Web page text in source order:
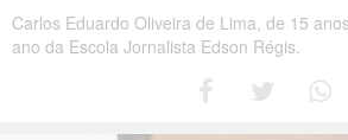
Carlos Eduardo Oliveira de Lima, de 15
ano da Escola Jornalista Edson Régis.